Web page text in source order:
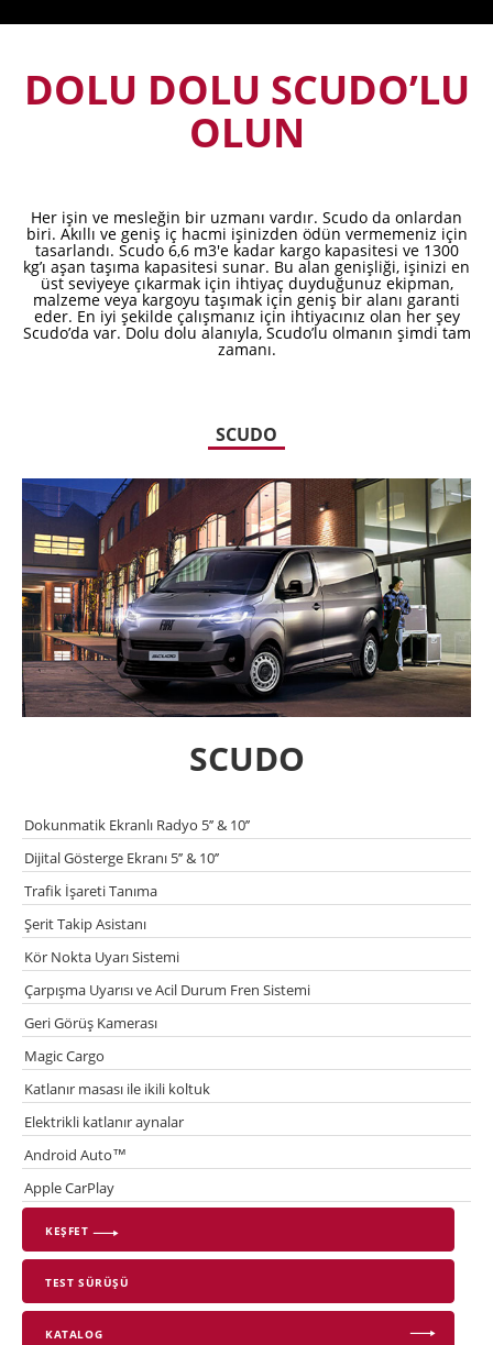
DOLU DOLU SCUDO’LU
OLUN
Her işin ve mesleğin bir uzmanı vardır. Scudo da onlardan
biri. Akıllı ve geniş iç hacmi işinizden ödün vermemeniz için
tasarlandı. Scudo 6,6 m3'e kadar kargo kapasitesi ve 1300
kg’ı aşan taşıma kapasitesi sunar. Bu alan genişliği, işinizi en
üst seviyeye çıkarmak için ihtiyaç duyduğunuz ekipman,
malzeme veya kargoyu taşımak için geniş bir alanı garanti
eder. En iyi şekilde çalışmanız için ihtiyacınız olan her şey
Scudo’da var. Dolu dolu alanıyla, Scudo’lu olmanın şimdi tam
zamanı.
SCUDO
SCUDO
Dokunmatik Ekranlı Radyo 5’’ & 10’’
Dijital Gösterge Ekranı 5’’ & 10’’
Trafik İşareti Tanıma
Şerit Takip Asistanı
Kör Nokta Uyarı Sistemi
Çarpışma Uyarısı ve Acil Durum Fren Sistemi
Geri Görüş Kamerası
Magic Cargo
Katlanır masası ile ikili koltuk
Elektrikli katlanır aynalar
Android Auto™
Apple CarPlay
KEŞFET
TEST SÜRÜŞÜ
KATALOG